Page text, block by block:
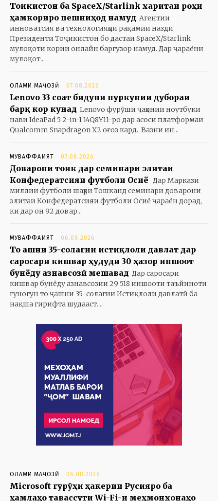
Тоҷикистон ба SpaceX/Starlink харитаи роҳи
ҳамкориро пешниҳод намуд Агентии
инноватсия ва технологияҳои рақамии назди
Президенти Тоҷикистон бо дастаи SpaceX/Starlink
мулоқоти кории онлайн баргузор намуд. Дар ҷараёни
мулоқот...
ОЛАМИ МАҶОЗӢ 07.08.2026
Lenovo 33 соат бидуни пуркунии дубораи
барқ кор кунад Lenovo фурӯши ҷаҳонии ноутбуки
нави IdeaPad 5 2-in-1 14Q8Y11-ро дар асоси платформаи
Qualcomm Snapdragon X2 оғоз кард. Вазни ин...
МУВАФФАҚИЯТ 07.08.2026
Доварони тоҷик дар семинари элитаи
Конфедератсияи футболи Осиё Дар Маркази
миллии футболи шаҳри Тошканд семинари доварони
элитаи Конфедератсияи футболи Осиё ҷараён дорад,
ки дар он 92 довар...
МУВАФФАҚИЯТ 06.08.2026
То ҷашни 35-солагии истиқлоли давлат дар
саросари кишвар ҳудуди 30 ҳазор иншоот
бунёду азнавсозӣ мешавад Дар саросари
кишвар бунёду азнавсозии 29 518 иншооти таъйиноти
гуногун то ҷашни 35-солагии Истиқлоли давлатӣ ба
нақша гирифта шудааст....
ОЛАМИ МАҶОЗӢ 06.08.2026
Microsoft гурӯҳи ҳакерии Русияро ба
ҳамлаҳо тавассути Wi-Fi-и меҳмонхонаҳо